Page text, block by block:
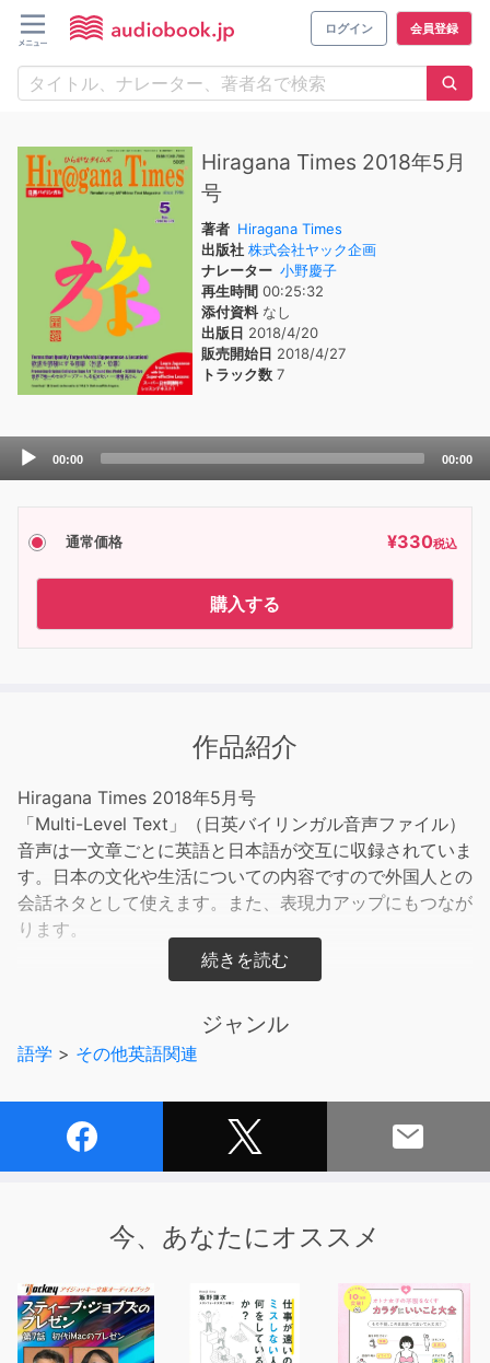
ログイン 会員登録
Hiragana Times 2018年5月
号
著者 Hiragana Times
出版社 株式会社ヤック企画
ナレーター 小野慶子
再生時間 00:25:32
添付資料なし
出版日 2018/4/20
販売開始日 2018/4/27
トラック数 7
Audio
00:00 00:00
通常価格 ¥330税込
購入する
作品紹介
Hiragana Times 2018年5月号
「Multi-Level Text」（日英バイリンガル音声ファイル）
音声は一文章ごとに英語と日本語が交互に収録されていま
す。日本の文化や生活についての内容ですので外国人との
会話ネタとして使えます。また、表現力アップにもつなが
ります。
技術とチームワークでとったメダル
4. まんが日本語探索
5. クローズアップ・ジャパン
男性が女性専用車両に乗って騒動に
ジャンル
語学 > その他英語関連
今、あなたにオススメ